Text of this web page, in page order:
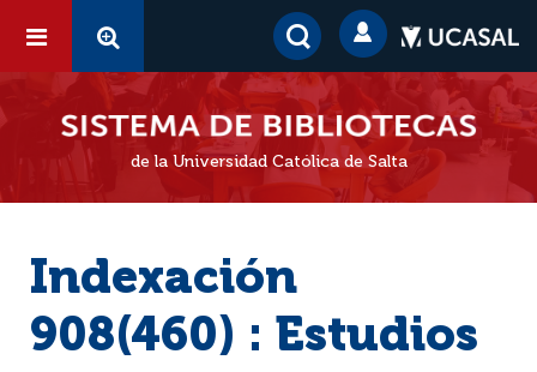
de la Universidad Católica de Salta
Indexación
908(460) : Estudios